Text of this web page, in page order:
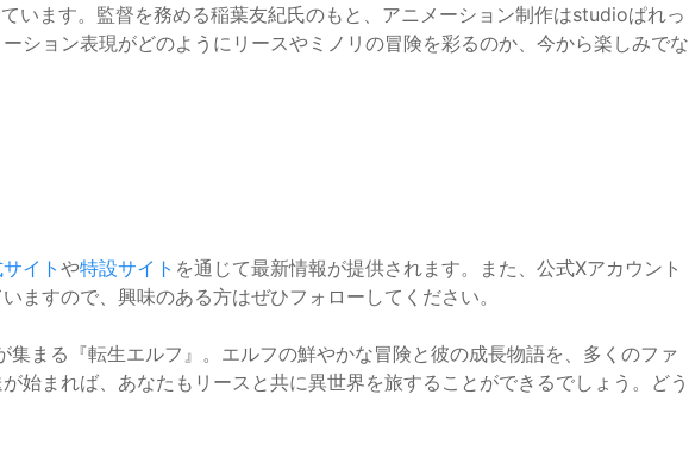
います。監督を務める稲葉友紀氏のもと、アニメーション制作はstudioぱれっ
ション表現がどのようにリースやミノリの冒険を彩るのか、今から楽しみでな
イトや特設サイト を通じて最新情報が提供されます。また、公式Xアカウント
ますので、興味のある方はぜひフォローしてください。
まる『転生エルフ』。エルフの鮮やかな冒険と彼の成長物語を、多くのファ
始まれば、あなたもリースと共に異世界を旅することができるでしょう。どう